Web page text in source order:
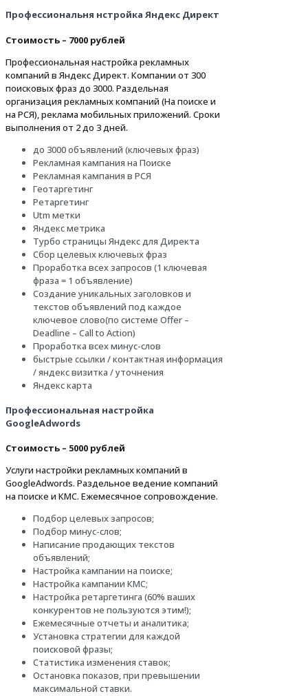
Профессиональня нстройка Яндекс Директ
Стоимость – 7000 рублей
Профессиональная настройка рекламных
компаний в Яндекс Директ. Компании от 300
поисковых фраз до 3000. Раздельная
организация рекламных компаний (На поиске и
на РСЯ), реклама мобильных приложений. Сроки
выполнения от 2 до 3 дней.
до 3000 объявлений (ключевых фраз)
Рекламная кампания на Поиске
Рекламная кампания в РСЯ
Геотаргетинг
Ретаргетинг
Utm метки
Яндекс метрика
Турбо страницы Яндекс для Директа
Сбор целевых ключевых фраз
Проработка всех запросов (1 ключевая
фраза = 1 объявление)
Создание уникальных заголовков и
текстов объявлений под каждое
ключевое слово(по системе Offer –
Deadline – Call to Action)
Проработка всех минус-слов
быстрые ссылки / контактная информация
/ яндекс визитка / уточнения
Яндекс карта
Профессиональная настройка
GoogleAdwords
Стоимость – 5000 рублей
Услуги настройки рекламных компаний в
GoogleAdwords. Раздельное ведение компаний
на поиске и КМС. Ежемесячное сопровождение.
Подбор целевых запросов;
Подбор минус-слов;
Написание продающих текстов
объявлений;
Настройка кампании на поиске;
Настройка кампании КМС;
Настройка ретаргетинга (60% ваших
конкурентов не пользуются этим!);
Ежемесячные отчеты и аналитика;
Установка стратегии для каждой
поисковой фразы;
Статистика изменения ставок;
Остановка показов, при превышении
максимальной ставки.